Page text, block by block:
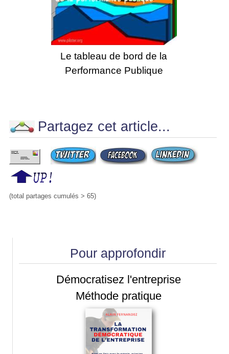
Le tableau de bord de la
Performance Publique
Partagez cet article...
(total partages cumulés > 65)
Pour approfondir
Démocratisez l'entreprise
Méthode pratique